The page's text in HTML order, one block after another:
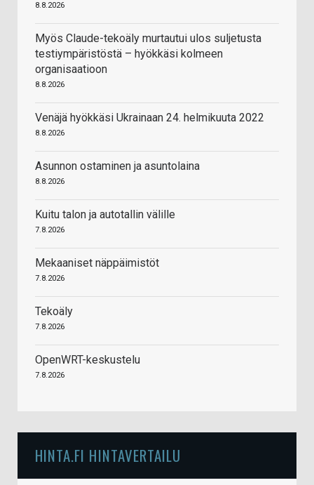
8.8.2026
Myös Claude-tekoäly murtautui ulos suljetusta
testiympäristöstä – hyökkäsi kolmeen
organisaatioon
8.8.2026
Venäjä hyökkäsi Ukrainaan 24. helmikuuta 2022
8.8.2026
Asunnon ostaminen ja asuntolaina
8.8.2026
Kuitu talon ja autotallin välille
7.8.2026
Mekaaniset näppäimistöt
7.8.2026
Tekoäly
7.8.2026
OpenWRT-keskustelu
7.8.2026
HINTA.FI HINTAVERTAILU